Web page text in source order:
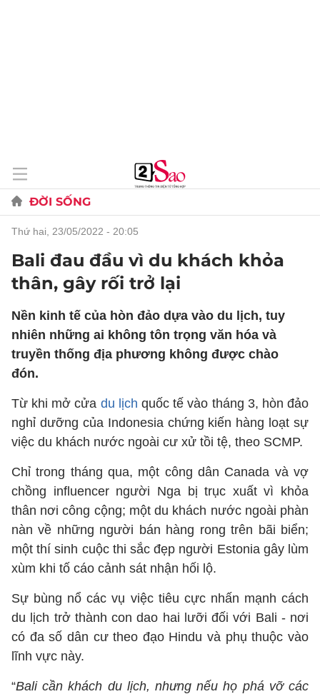
ĐỜI SỐNG
thứ hai, 23/05/2022 - 20:05
Bali đau đầu vì du khách khỏa
thân, gây rối trở lại
Nền kinh tế của hòn đảo dựa vào du lịch, tuy
nhiên những ai không tôn trọng văn hóa và
truyền thống địa phương không được chào
đón.
Từ khi mở cửa du lịch quốc tế vào tháng 3, hòn đảo
nghỉ dưỡng của Indonesia chứng kiến ​​hàng loạt sự
việc du khách nước ngoài cư xử tồi tệ, theo SCMP.
Chỉ trong tháng qua, một công dân Canada và vợ
chồng influencer người Nga bị trục xuất vì khỏa
thân nơi công cộng; một du khách nước ngoài phàn
nàn về những người bán hàng rong trên bãi biển;
một thí sinh cuộc thi sắc đẹp người Estonia gây lùm
xùm khi tố cáo cảnh sát nhận hối lộ.
Sự bùng nổ các vụ việc tiêu cực nhấn mạnh cách
du lịch trở thành con dao hai lưỡi đối với Bali - nơi
có đa số dân cư theo đạo Hindu và phụ thuộc vào
lĩnh vực này.
“Bali cần khách du lịch, nhưng nếu họ phá vỡ các